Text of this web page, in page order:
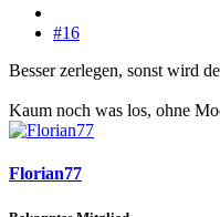
#16
Besser zerlegen, sonst wird
Kaum noch was los, ohne
Florian77